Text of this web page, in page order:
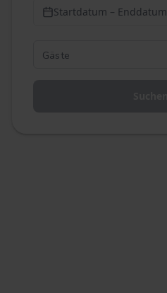
Startdatum – Enddatum